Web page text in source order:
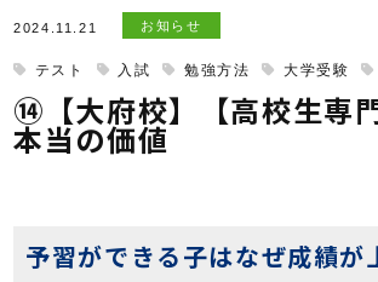
2024.11.21 お知らせ
テスト 入試 勉強方法 大学受験
⑭【大府校】【高校生専
本当の価値
予習ができる子はなぜ成績が